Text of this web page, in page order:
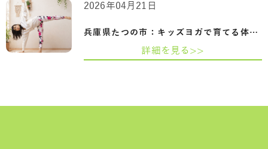
兵庫県たつの市：キッズヨガで育てる体幹…
2026年04月21日
詳細を見る>>